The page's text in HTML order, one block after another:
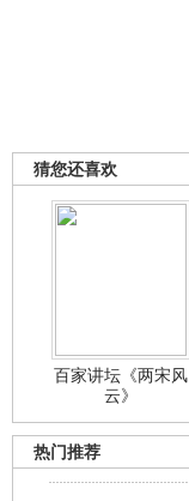
猜您还喜欢
百家讲坛《两宋风
云》
热门推荐